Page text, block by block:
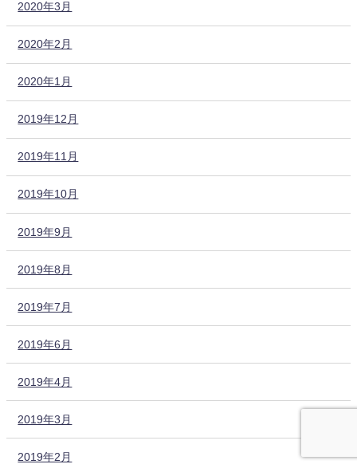
2020年3月
2020年2月
2020年1月
2019年12月
2019年11月
2019年10月
2019年9月
2019年8月
2019年7月
2019年6月
2019年4月
2019年3月
2019年2月